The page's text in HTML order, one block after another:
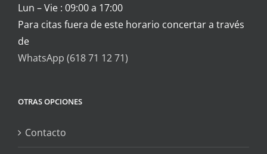
Lun – Vie : 09:00 a 17:00
Para citas fuera de este horario concertar a través
de
WhatsApp (618 71 12 71)
OTRAS OPCIONES
Contacto